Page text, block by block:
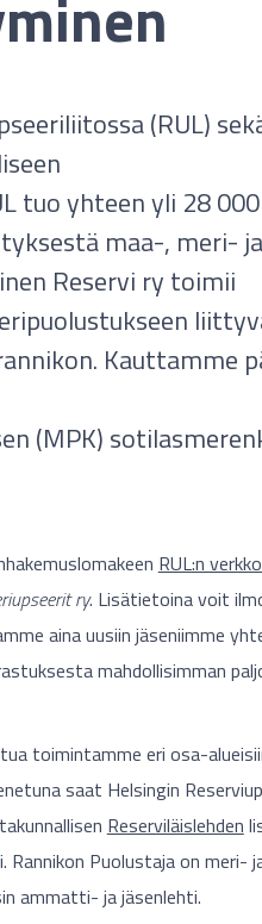
(RUL)
tuo yhteen yli 28 000
maa-, meri- ja
Reservi ry toimii
Kauttamme
(MPK)
RUL:n
ry. Lisätietoina voit
aina uusiin jäseniimme
mahdollisimman
toimintamme eri osa-
saat Helsingin
Reserviläislehden
Puolustaja on meri-
ammatti- ja jäsenlehti.